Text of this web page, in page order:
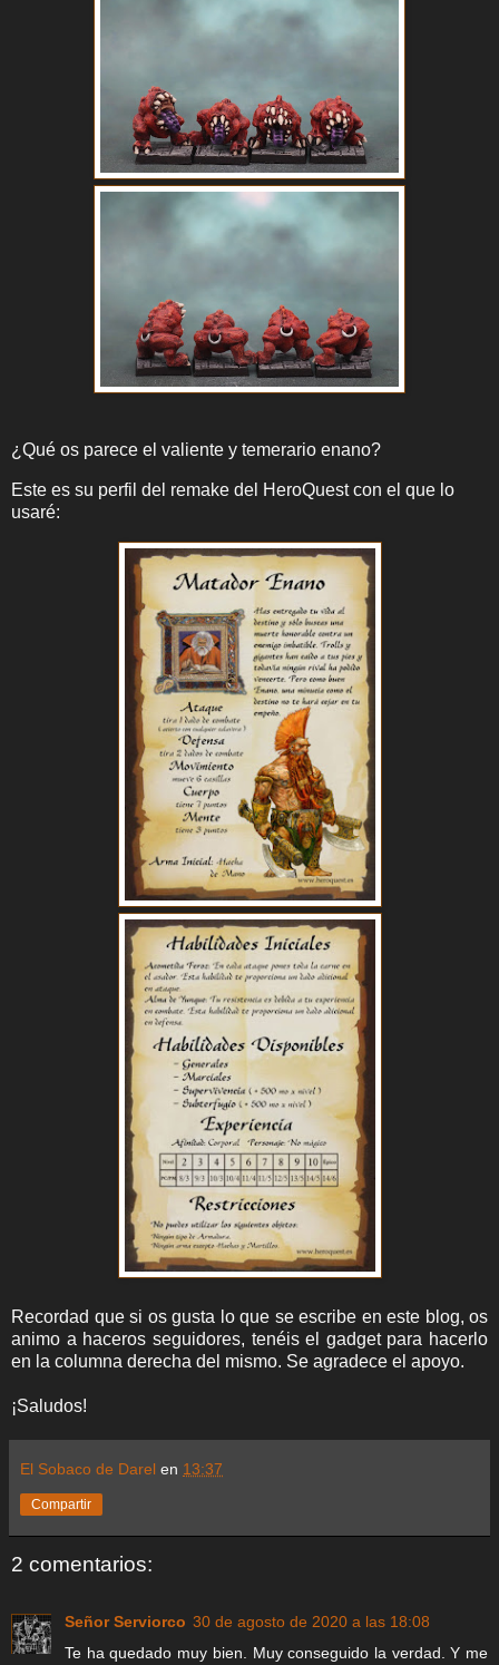
¿Qué os parece el valiente y temerario enano?
Este es su perfil del remake del HeroQuest con el que lo
usaré:
Recordad que si os gusta lo que se escribe en este blog, os
animo a haceros seguidores, tenéis el gadget para hacerlo
en la columna derecha del mismo. Se agradece el apoyo.
¡Saludos!
El Sobaco de Darel en 13:37
Compartir
2 comentarios:
Señor Serviorco 30 de agosto de 2020 a las 18:08
Te ha quedado muy bien. Muy conseguido la verdad. Y me